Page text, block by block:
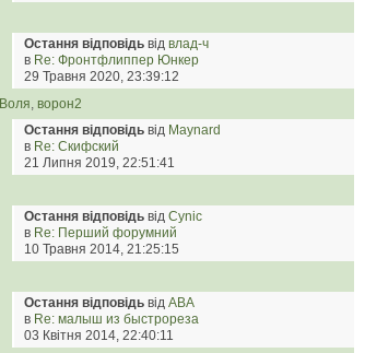
Остання відповідьвід влад-ч
в Re: Фронтфлиппер Юнкер
29 Травня 2020, 23:39:12
Воля, ворон2
Остання відповідьвід Maynard
в Re: Скифский
21 Липня 2019, 22:51:41
Остання відповідьвід Cynic
в Re: Перший форумний
10 Травня 2014, 21:25:15
Остання відповідьвід АВА
в Re: малыш из быстрореза
03 Квітня 2014, 22:40:11